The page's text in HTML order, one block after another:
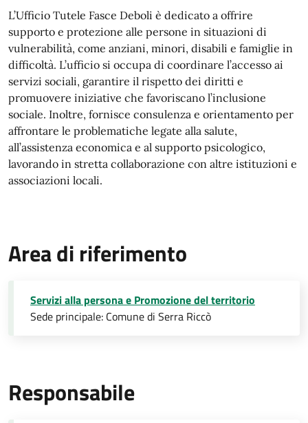
L’Ufficio Tutele Fasce Deboli è dedicato a offrire
supporto e protezione alle persone in situazioni di
vulnerabilità, come anziani, minori, disabili e famiglie in
difficoltà. L’ufficio si occupa di coordinare l’accesso ai
servizi sociali, garantire il rispetto dei diritti e
promuovere iniziative che favoriscano l’inclusione
sociale. Inoltre, fornisce consulenza e orientamento per
affrontare le problematiche legate alla salute,
all’assistenza economica e al supporto psicologico,
lavorando in stretta collaborazione con altre istituzioni e
associazioni locali.
Area di riferimento
Servizi alla persona e Promozione del territorio
Sede principale: Comune di Serra Riccò
Responsabile